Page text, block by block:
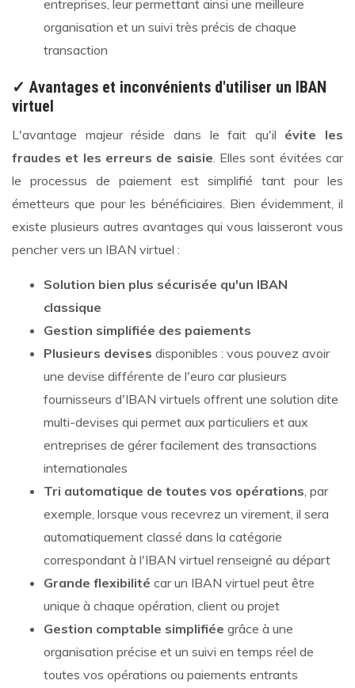
entreprises, leur permettant ainsi une meilleure
organisation et un suivi très précis de chaque
transaction
✓ Avantages et inconvénients d'utiliser un IBAN
virtuel
L'avantage majeur réside dans le fait qu'il évite les
fraudes et les erreurs de saisie . Elles sont évitées car
le processus de paiement est simplifié tant pour les
émetteurs que pour les bénéficiaires. Bien évidemment, il
existe plusieurs autres avantages qui vous laisseront vous
pencher vers un IBAN virtuel :
Solution bien plus sécurisée qu'un IBAN
classique
Gestion simplifiée des paiements
Plusieurs devises disponibles : vous pouvez avoir
une devise différente de l'euro car plusieurs
fournisseurs d'IBAN virtuels offrent une solution dite
multi-devises qui permet aux particuliers et aux
entreprises de gérer facilement des transactions
internationales
Tri automatique de toutes vos opérations , par
exemple, lorsque vous recevrez un virement, il sera
automatiquement classé dans la catégorie
correspondant à l'IBAN virtuel renseigné au départ
Grande flexibilité car un IBAN virtuel peut être
unique à chaque opération, client ou projet
Gestion comptable simplifiée grâce à une
organisation précise et un suivi en temps réel de
toutes vos opérations ou paiements entrants